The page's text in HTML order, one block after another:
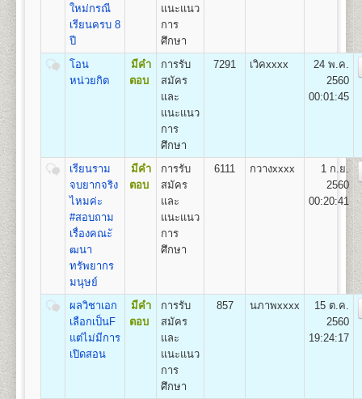
คณะวิศวกรรมศาสตร์
เปิดสอนระดับปริญญาตรีหลักสูตร 4 ปี จำนวน 138 -148
หน่วยกิต
ชื่อปริญญา
วิศวกรรมศาสตรบัณฑิต (วศ.บ.) Bachelor of
Engineering (B.Eng.)
คือ
1.สาขาวิชาวิศวกรรมโยธา
2.สาขาวิชาวิศวกรรมอุตสาหการ
3.สาขาวิชาวิศวกรรมพลังงาน
4.สาขาวิชาวิศวกรรมคอมพิวเตอร์
5.สาขาวิชาวิศวกรรมสิ่งแวดล้อม
คณะศิลปกรรมศาสตร์
เปิดสอนระดับปริญญาตรีหลักสูตร 4 ปี 137-139
หน่วยกิต
ชื่อปริญญา
Fine and Applied Arts(B.F.A.)
เปิดสอน
3 สาขาวิชา
1.สาขาวิชานาฏกรรมไทย
2.สาขาวิชาดนตรีไทย
สูตรการชำระเงินสำหรับผู้เข้าศึกษาราย
กระบวนวิชา (PRE-DEGREE)
จำนวน
หน่วยกิต
ค่า
บำรุง
ค่า
ธรรมเนียม
แรกเข้า
ศึกษา
ค่าทำ
บัตร
ค่าขึ้น
รวม
(บาท)
800
2 100 500 800 100 500 100
2,100
3 800 100
4 200 800
5 250
6 300 500 800 100 500 100
2,300
7 350 800
800
ใหม่กรณี
เรียนครบ 8
ปี
แนะแนว
การ
ศึกษา
โอน
หน่วยกิต
มีคำ
ตอบ
การรับ
สมัคร
และ
แนะแนว
การ
ศึกษา
7291 เวิคxxxx
24 พ.ค.
2560
00:01:45
เรียนราม
จบยากจริง
ไหมค่ะ
#สอบถาม
เรื่องคณะั
ฒนา
ทรัพยากร
มนุษย์
มีคำ
ตอบ
การรับ
สมัคร
และ
แนะแนว
การ
ศึกษา
6111 กวางxxxx
1 ก.ย.
2560
00:20:41
ผลวิชาเอก
เลือกเป็นF
แต่ไม่มีการ
เปิดสอน
มีคำ
ตอบ
การรับ
สมัคร
และ
แนะแนว
การ
ศึกษา
857 นภาพxxxx
15 ต.ค.
2560
19:24:17